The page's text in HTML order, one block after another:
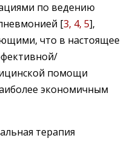
по ведению
[3, 4, 5],
что в настоящее
помощи
экономичным
терапия